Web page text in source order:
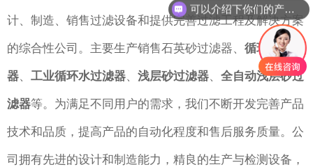
计、制造、销售过滤设备和提供完善过滤工程及解决方案
的综合性公司。主要生产销售石英砂过滤器、 循环水过滤
器 工业循环水过滤器 浅层砂过滤器 全自动浅层砂过
滤器等。为满足不同用户的需求，我们不断开发完善产品
技术和品质，提高产品的自动化程度和售后服务质量。公
司拥有先进的设计和制造能力，精良的生产与检测设备，
可以介绍下你们的产品么